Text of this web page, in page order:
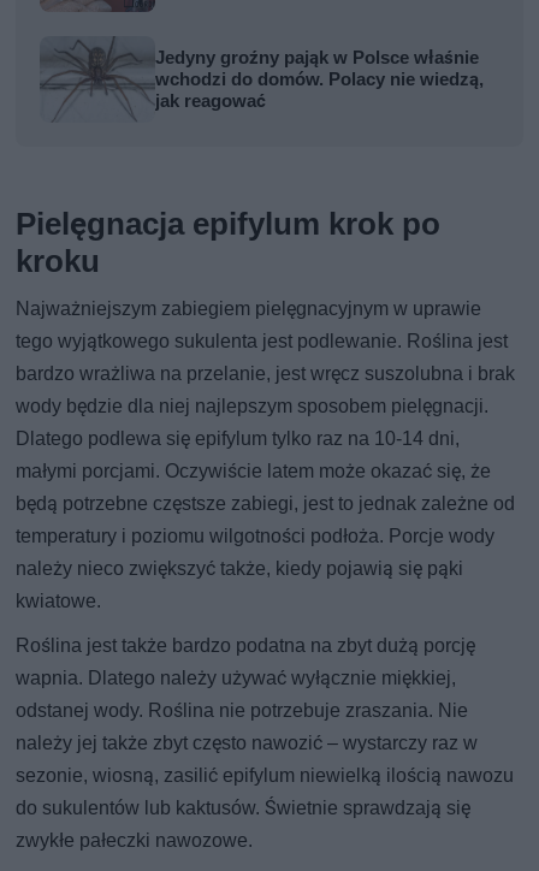
Jedyny groźny pająk w Polsce właśnie
wchodzi do domów. Polacy nie wiedzą,
jak reagować
Pielęgnacja epifylum krok po
kroku
Najważniejszym zabiegiem pielęgnacyjnym w uprawie
tego wyjątkowego sukulenta jest podlewanie. Roślina jest
bardzo wrażliwa na przelanie, jest wręcz suszolubna i brak
wody będzie dla niej najlepszym sposobem pielęgnacji.
Dlatego podlewa się epifylum tylko raz na 10-14 dni,
małymi porcjami. Oczywiście latem może okazać się, że
będą potrzebne częstsze zabiegi, jest to jednak zależne od
temperatury i poziomu wilgotności podłoża. Porcje wody
należy nieco zwiększyć także, kiedy pojawią się pąki
kwiatowe.
Roślina jest także bardzo podatna na zbyt dużą porcję
wapnia. Dlatego należy używać wyłącznie miękkiej,
odstanej wody. Roślina nie potrzebuje zraszania. Nie
należy jej także zbyt często nawozić – wystarczy raz w
sezonie, wiosną, zasilić epifylum niewielką ilością nawozu
do sukulentów lub kaktusów. Świetnie sprawdzają się
zwykłe pałeczki nawozowe.